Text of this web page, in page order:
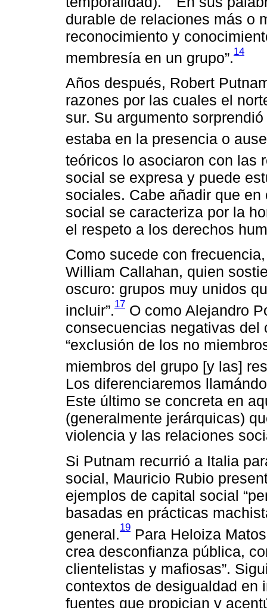
durable de relaciones más o
reconocimiento y
membresía en un grupo”.14
Años después, Robert
razones por las cuales el
sur. Su argumento
estaba en la presencia o
teóricos lo asociaron con las
social se expresa y puede
sociales. Cabe añadir que
social se caracteriza por la
el respeto a los derechos
Como sucede con
William Callahan, quien
oscuro: grupos muy unidos
incluir”.17 O como Alejandro
consecuencias negativas
“exclusión de los no
miembros del grupo [y las]
Los diferenciaremos
Este último se concreta en
(generalmente jerárquicas)
violencia y las relaciones
Si Putnam recurrió a Italia
social, Mauricio Rubio
ejemplos de capital social
basadas en prácticas
general.19 Para Heloiza
crea desconfianza pública,
clientelistas y mafiosas”.
contextos de desigualdad en
fuentes que propician y